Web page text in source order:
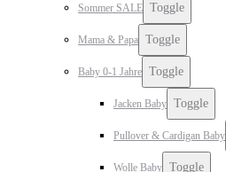
Sommer SALE Toggle
Mama & Papa Toggle
Baby 0-1 Jahre Toggle
Jacken Baby Toggle
Pullover & Cardigan Baby
Wolle Baby Toggle